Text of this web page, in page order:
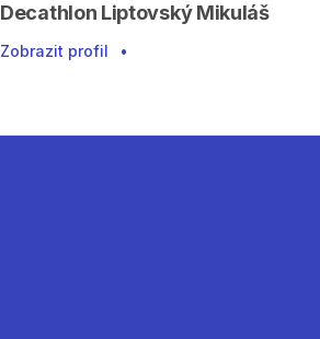
Decathlon Liptovský Mikuláš
Zobrazit profil •